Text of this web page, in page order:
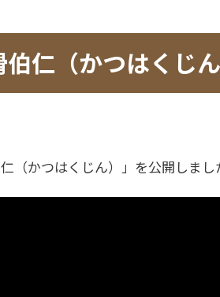
仁（かつはくじ
（かつはくじん）」を公開しまし